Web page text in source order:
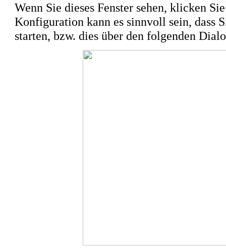
Wenn Sie dieses Fenster sehen, klicken
Konfiguration kann es sinnvoll sein, dass
starten, bzw. dies über den folgenden